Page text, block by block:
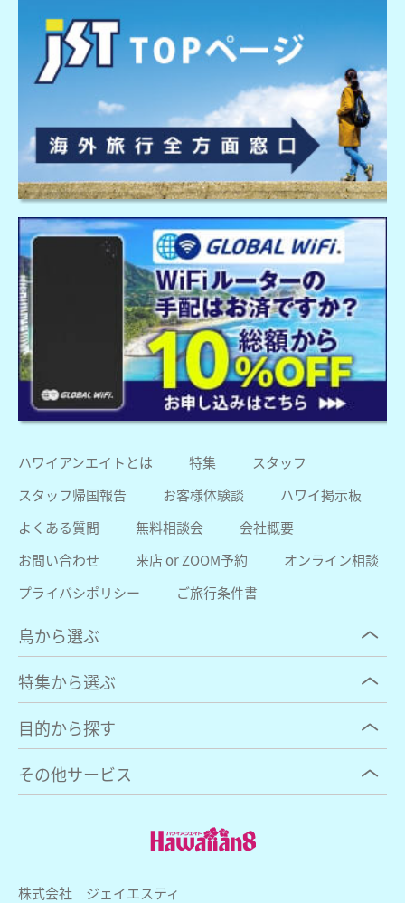
株式会社 ジェイエスティ
ハワイアンエイトとは 特集
スタッフ
スタッフ帰国報告
お客様体験談
ハワイ掲示板
よくある質問
無料相談会
会社概要
お問い合わせ
来店 or ZOOM予約
オンライン相談
プライバシポリシー
ご旅行条件書
島から選ぶ
特集から選ぶ
目的から探す
その他サービス